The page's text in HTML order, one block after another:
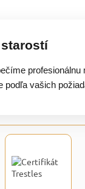
profesionálnu
podľa vašich